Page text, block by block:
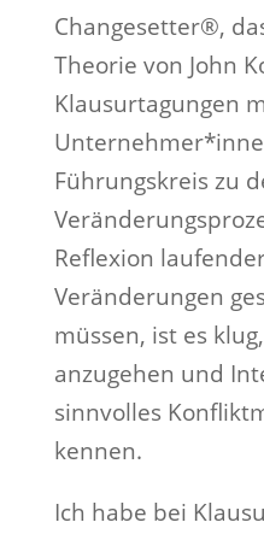
Changesetter®,
Theorie von John
Klausurtagungen
Führungskreis zu
Reflexion
Veränderungen
müssen, ist es
anzugehen und
sinnvolles
kennen.
Ich habe bei